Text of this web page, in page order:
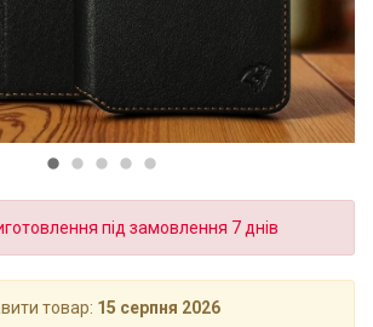
під замовлення 7 днів
товар: 15 серпня 2026